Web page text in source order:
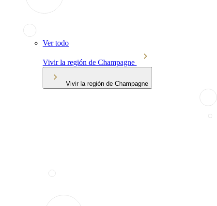
Ver todo
Vivir la región de Champagne
Vivir la región de Champagne